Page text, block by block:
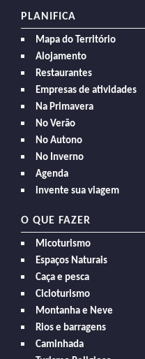
PLANIFICA
Mapa do Território
Alojamento
Restaurantes
Empresas de atividades
Na Primavera
No Verão
No Autono
No Inverno
Agenda
invente sua viagem
O QUE FAZER
Micoturismo
Espaços Naturais
Caça e pesca
Cicloturismo
Montanha e Neve
Rios e barragens
Caminhada